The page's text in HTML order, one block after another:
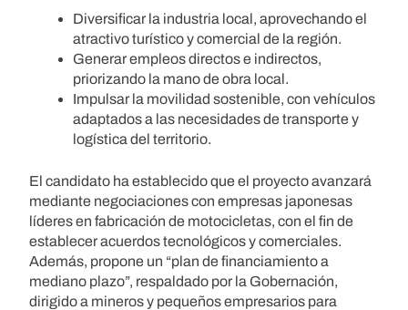
Diversificar la industria local, aprovechando el
atractivo turístico y comercial de la región.
Generar empleos directos e indirectos,
priorizando la mano de obra local.
Impulsar la movilidad sostenible, con vehículos
adaptados a las necesidades de transporte y
logística del territorio.
El candidato ha establecido que el proyecto avanzará
mediante negociaciones con empresas japonesas
líderes en fabricación de motocicletas, con el fin de
establecer acuerdos tecnológicos y comerciales.
Además, propone un “plan de financiamiento a
mediano plazo”, respaldado por la Gobernación,
dirigido a mineros y pequeños empresarios para